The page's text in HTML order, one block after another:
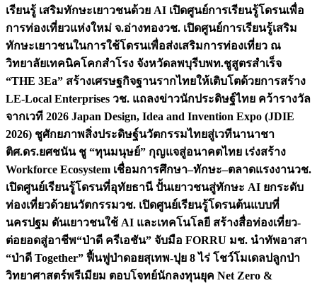
เรียนรู้ เสริมทักษะเยาวชนด้วย AI เปิดศูนย์การเรียนรู้โดรนเพื่อ
การท่องเที่ยวแห่งใหม่ จ.อ่างทองวช. เปิดศูนย์การเรียนรู้เสริม
ทักษะเยาวชนในการใช้โดรนเพื่อส่งเสริมการท่องเที่ยว ณ
วิทยาลัยเทคนิคโคกสำโรง จังหวัดลพบุรีบพท.ชูสูตรสำเร็จ
“THE 3Ea” สร้างเศรษฐกิจฐานรากไทยให้เติบโตด้วยการสร้าง
LE-Local Enterprises วช. แถลงข่าวนักประดิษฐ์ไทย คว้ารางวัล
จากเวที 2026 Japan Design, Idea and Invention Expo (JDIE
2026) ชูศักยภาพสิ่งประดิษฐ์นวัตกรรมไทยสู่เวทีนานาชา
ติศ.ดร.ยศชนัน ชู “ทุนมนุษย์” กุญแจสู่อนาคตไทย เร่งสร้าง
Workforce Ecosystem เชื่อมการศึกษา–ทักษะ–ตลาดแรงงานวช.
เปิดศูนย์เรียนรู้โดรนที่อุทัยธานี ปั้นเยาวชนสู่ทักษะ AI ยกระดับ
ท่องเที่ยวด้วยนวัตกรรมวช. เปิดศูนย์เรียนรู้โดรนต้นแบบที่
นครปฐม ดันเยาวชนใช้ AI และเทคโนโลยี สร้างสื่อท่องเที่ยว-
ต่อยอดสู่อาชีพ“ป่าดี ครีเอชัน” จับมือ FORRU มช. นำทัพอาสา
“ป่าดี Together” ฟื้นฟูป่าดอยสุเทพ-ปุย 8 ไร่ โชว์โมเดลปลูกป่า
วิทยาศาสตร์พรีเมียม ตอบโจทย์นักลงทุนยุค Net Zero &